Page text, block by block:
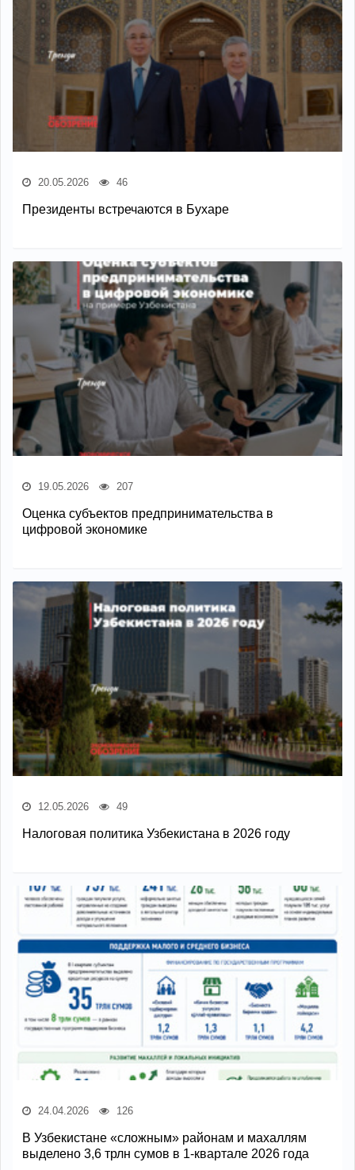
20.05.2026 46
Президенты встречаются в Бухаре
19.05.2026 207
Оценка субъектов предпринимательства в
цифровой экономике
12.05.2026 49
Налоговая политика Узбекистана в 2026 году
24.04.2026 126
В Узбекистане «сложным» районам и махаллям
выделено 3,6 трлн сумов в 1-квартале 2026 года